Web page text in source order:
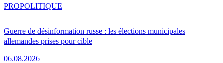
Guerre de désinformation russe : les élections municipales
allemandes prises pour cible
06.08.2026
PROPOLITIQUE